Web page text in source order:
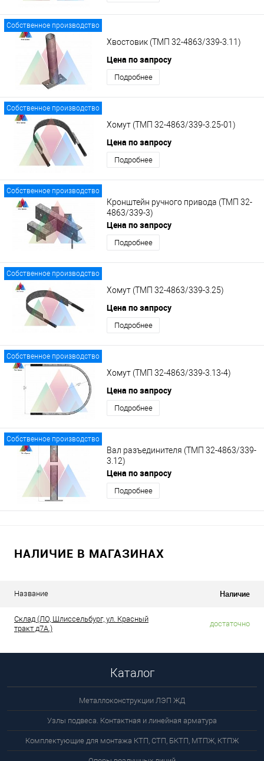
Собственное производство
Хвостовик (ТМП 32-4863/339-3.11)
Цена по запросу
Подробнее
Собственное производство
Хомут (ТМП 32-4863/339-3.25-01)
Цена по запросу
Подробнее
Собственное производство
Кронштейн ручного привода (ТМП 32-
4863/339-3)
Цена по запросу
Подробнее
Собственное производство
Хомут (ТМП 32-4863/339-3.25)
Цена по запросу
Подробнее
Собственное производство
Хомут (ТМП 32-4863/339-3.13-4)
Цена по запросу
Подробнее
Собственное производство
Вал разъединителя (ТМП 32-4863/339-
3.12)
Цена по запросу
Подробнее
НАЛИЧИЕ В МАГАЗИНАХ
Название Наличие
Склад (ЛО, Шлиссельбург, ул. Красный
тракт д7А.)
достаточно
Каталог
Металлоконструкции ЛЭП ЖД
Узлы подвеса. Контактная и линейная арматура
Комплектующие для монтажа КТП, СТП, БКТП, МТПЖ, КТПЖ